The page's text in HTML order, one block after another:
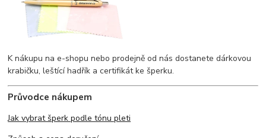
K nákupu na e-shopu nebo prodejně od nás dostanete dárkovou
krabičku, leštící hadřík a certifikát ke šperku.
Průvodce nákupem
Jak vybrat šperk podle tónu pleti